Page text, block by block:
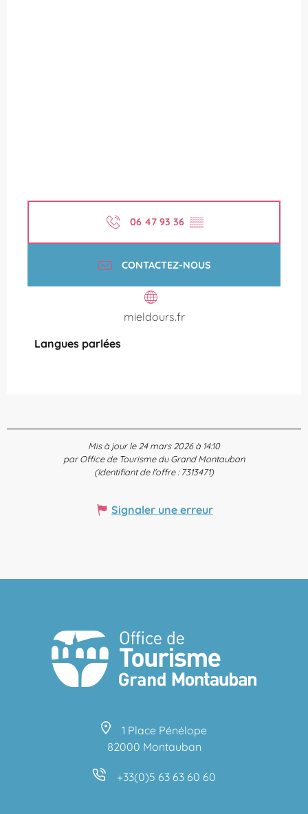
06 47 93 36 ▒▒
CONTACTEZ-NOUS
mieldours.fr
Langues parlées
Langues parlées
Mis à jour le 24 mars 2026 à 14:10
par Office de Tourisme du Grand Montauban
(Identifiant de l'offre : 7313471)
Signaler une erreur
1 Place Pénélope
82000 Montauban
+33(0)5 63 63 60 60